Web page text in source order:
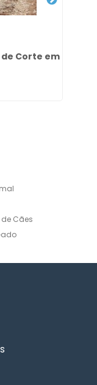
de Corte em
Cães
Natural Cães